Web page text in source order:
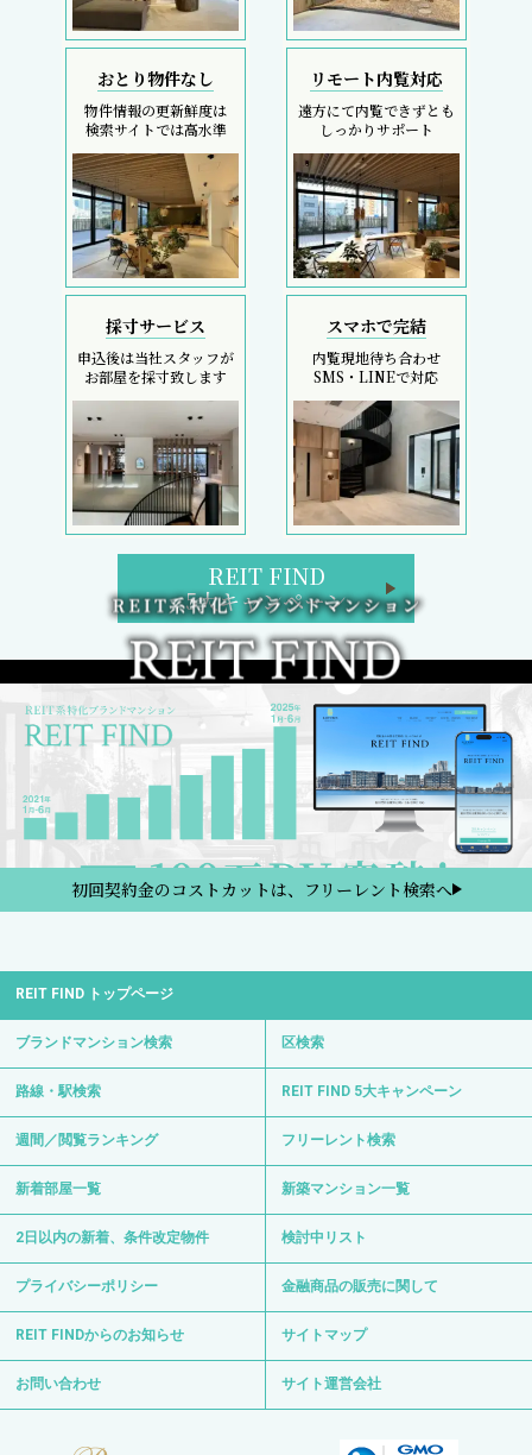
おとり物件なし
物件情報の更新鮮度は
検索サイトでは高水準
リモート内覧対応
遠方にて内覧できずとも
しっかりサポート
採寸サービス
申込後は当社スタッフが
お部屋を採寸致します
スマホで完結
内覧現地待ち合わせ
SMS・LINEで対応
REIT FIND
5大キャンペーン
初回契約金のコストカットは、フリーレント検索へ
REIT FIND トップページ
ブランドマンション検索 区検索
路線・駅検索 REIT FIND 5大キャンペーン
週間／閲覧ランキング フリーレント検索
新着部屋一覧 新築マンション一覧
2日以内の新着、条件改定物件 検討中リスト
プライバシーポリシー 金融商品の販売に関して
REIT FINDからのお知らせ サイトマップ
お問い合わせ サイト運営会社